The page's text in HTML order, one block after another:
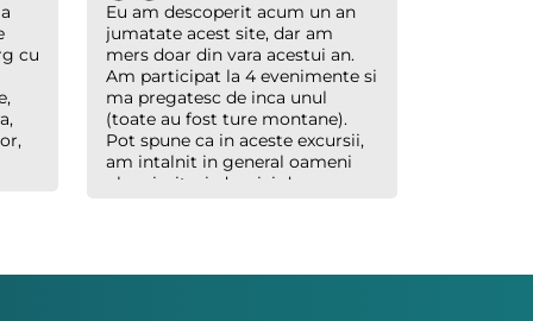
cu
Eu am descoperit acum un an
jumatate acest site, dar am
mers doar din vara acestui an.
Am participat la 4 evenimente si
ma pregatesc de inca unul
(toate au fost ture montane).
Pot spune ca in aceste excursii,
am intalnit in general oameni
ok, primitori, dornici de a